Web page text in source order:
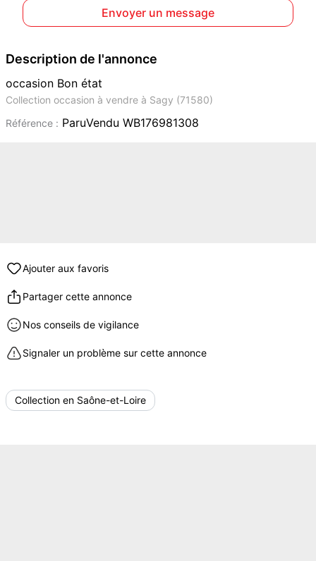
Envoyer un message
Description de l'annonce
occasion Bon état
Collection occasion à vendre à Sagy (71580)
Référence : ParuVendu WB176981308
Ajouter aux favoris
Partager cette annonce
Nos conseils de vigilance
Signaler un problème sur cette annonce
Collection en Saône-et-Loire